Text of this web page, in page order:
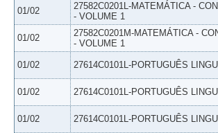
01/02
27582C0201L-MATEMÁTICA -
- VOLUME 1
01/02
27582C0201M-MATEMÁTICA -
- VOLUME 1
01/02 27614C0101L-PORTUGUÊS
01/02 27614C0101L-PORTUGUÊS
01/02 27614C0101L-PORTUGUÊS